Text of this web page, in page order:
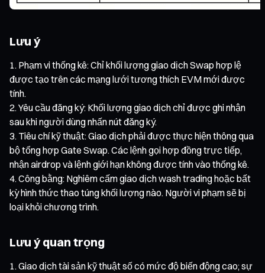
Lưu ý
Phạm vi thống kê: Chỉ khối lượng giao dịch Swap hợp lệ
được tạo trên các mạng lưới tương thích EVM mới được
tính.
Yêu cầu đăng ký: Khối lượng giao dịch chỉ được ghi nhận
sau khi người dùng nhấn nút đăng ký.
Tiêu chí kỹ thuật: Giao dịch phải được thực hiện thông qua
bộ tổng hợp Gate Swap. Các lệnh gọi hợp đồng trực tiếp,
nhận airdrop và lệnh giới hạn không được tính vào thống kê.
Công bằng: Nghiêm cấm giao dịch wash trading hoặc bất
kỳ hình thức thao túng khối lượng nào. Người vi phạm sẽ bị
loại khỏi chương trình.
Lưu ý quan trọng
Giao dịch tài sản kỹ thuật số có mức độ biến động cao; sự